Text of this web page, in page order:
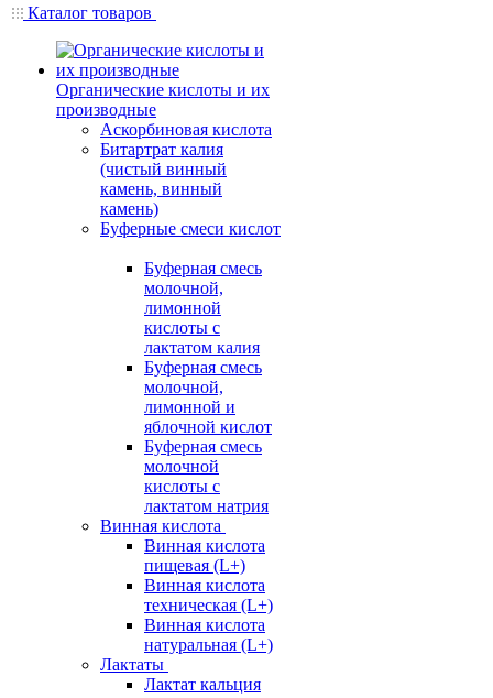
Каталог товаров
Органические кислоты и их
производные
Аскорбиновая кислота
Битартрат калия
(чистый винный
камень, винный
камень)
Буферные смеси кислот
Буферная смесь
молочной,
лимонной
кислоты с
лактатом калия
Буферная смесь
молочной,
лимонной и
яблочной кислот
Буферная смесь
молочной
кислоты с
лактатом натрия
Винная кислота
Винная кислота
пищевая (L+)
Винная кислота
техническая (L+)
Винная кислота
натуральная (L+)
Лактаты
Лактат кальция